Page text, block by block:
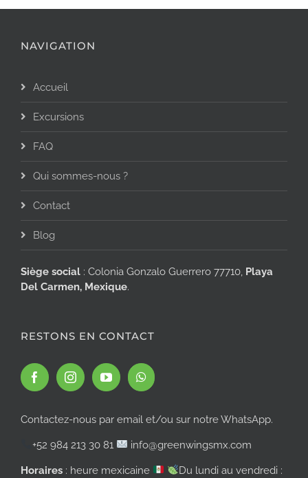
NAVIGATION
Accueil
Excursions
FAQ
Qui sommes-nous ?
Contact
Blog
Siège social : Colonia Gonzalo Guerrero 77710, Playa
Del Carmen, Mexique.
RESTONS EN CONTACT
Contactez-nous par email et/ou sur notre WhatsApp.
+52 984 213 30 81 info@greenwingsmx.com
Horaires : heure mexicaine
Du lundi au vendredi :